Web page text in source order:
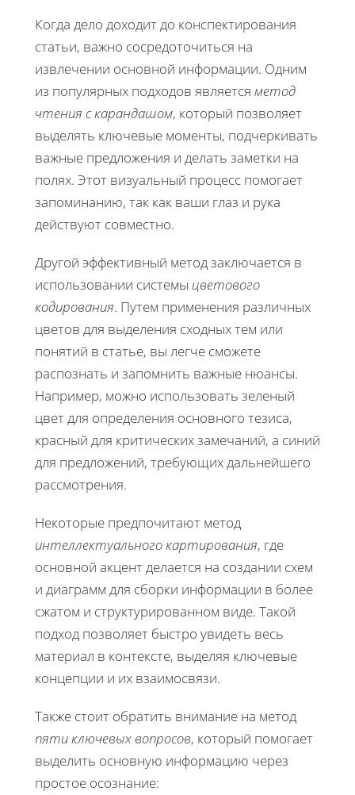
Когда дело доходит до конспектирования
статьи, важно сосредоточиться на
извлечении основной информации. Одним
из популярных подходов является метод
чтения с карандашом, который позволяет
выделять ключевые моменты, подчеркивать
важные предложения и делать заметки на
полях. Этот визуальный процесс помогает
запоминанию, так как ваши глаз и рука
действуют совместно.
Другой эффективный метод заключается в
использовании системы цветового
кодирования. Путем применения различных
цветов для выделения сходных тем или
понятий в статье, вы легче сможете
распознать и запомнить важные нюансы.
Например, можно использовать зеленый
цвет для определения основного тезиса,
красный для критических замечаний, а синий
для предложений, требующих дальнейшего
рассмотрения.
Некоторые предпочитают метод
интеллектуального картирования, где
основной акцент делается на создании схем
и диаграмм для сборки информации в более
сжатом и структурированном виде. Такой
подход позволяет быстро увидеть весь
материал в контексте, выделяя ключевые
концепции и их взаимосвязи.
Также стоит обратить внимание на метод
пяти ключевых вопросов, который помогает
выделить основную информацию через
простое осознание: